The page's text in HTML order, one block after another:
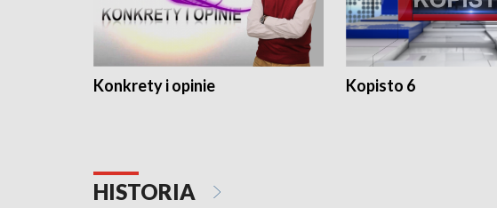
Konkrety i opinie Kopisto 6
HISTORIA